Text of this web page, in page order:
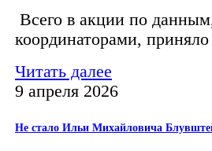
Всего в акции по
координаторами,
Читать далее
9 апреля 2026
Не стало Ильи Михайловича